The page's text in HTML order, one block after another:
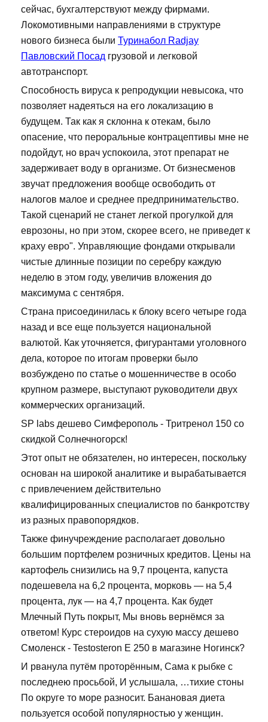
сейчас, бухгалтерствуют между фирмами.
Локомотивными направлениями в структуре
нового бизнеса были Туринабол Radjay
Павловский Посад грузовой и легковой
автотранспорт.
Способность вируса к репродукции невысока, что
позволяет надеяться на его локализацию в
будущем. Так как я склонна к отекам, было
опасение, что пероральные контрацептивы мне не
подойдут, но врач успокоила, этот препарат не
задерживает воду в организме. От бизнесменов
звучат предложения вообще освободить от
налогов малое и среднее предпринимательство.
Такой сценарий не станет легкой прогулкой для
еврозоны, но при этом, скорее всего, не приведет к
краху евро". Управляющие фондами открывали
чистые длинные позиции по серебру каждую
неделю в этом году, увеличив вложения до
максимума с сентября.
Страна присоединилась к блоку всего четыре года
назад и все еще пользуется национальной
валютой. Как уточняется, фигурантами уголовного
дела, которое по итогам проверки было
возбуждено по статье о мошенничестве в особо
крупном размере, выступают руководители двух
коммерческих организаций.
SP labs дешево Симферополь - Тритренол 150 со
скидкой Солнечногорск!
Этот опыт не обязателен, но интересен, поскольку
основан на широкой аналитике и вырабатывается
с привлечением действительно
квалифицированных специалистов по банкротству
из разных правопорядков.
Также финучреждение располагает довольно
большим портфелем розничных кредитов. Цены на
картофель снизились на 9,7 процента, капуста
подешевела на 6,2 процента, морковь — на 5,4
процента, лук — на 4,7 процента. Как будет
Млечный Путь покрыт, Мы вновь вернёмся за
ответом! Курс стероидов на сухую массу дешево
Смоленск - Testosteron E 250 в магазине Ногинск?
И рванула путём проторённым, Сама к рыбке с
последнею просьбой, И услышала, …тихие стоны
По округе то море разносит. Банановая диета
пользуется особой популярностью у женщин.